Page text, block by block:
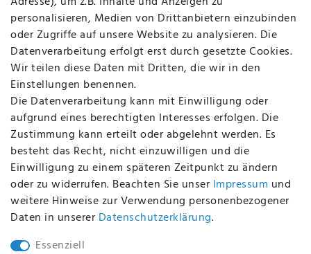
AGB
FAQ
Batterieentsorgung
Altölverordnung
Impressum
BEQUEM UND SICHER BEZAHLEN MIT
BEI UNS SIND SIE SICHER!
personalisieren, Medien von Drittanbietern einzubinden
oder Zugriffe auf unsere Website zu analysieren. Die
Datenverarbeitung erfolgt erst durch gesetzte Cookies.
Wir teilen diese Daten mit Dritten, die wir in den
Einstellungen benennen.
Die Datenverarbeitung kann mit Einwilligung oder
aufgrund eines berechtigten Interesses erfolgen. Die
Zustimmung kann erteilt oder abgelehnt werden. Es
besteht das Recht, nicht einzuwilligen und die
Einwilligung zu einem späteren Zeitpunkt zu ändern
oder zu widerrufen. Beachten Sie unser Impressum und
weitere Hinweise zur Verwendung personenbezogener
Daten in unserer Daten­schutz­erklärung.
Essenziell